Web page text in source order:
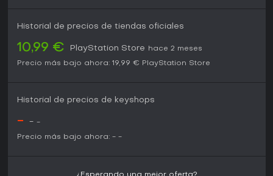
Historial de precios de tiendas oficiales
10,99 € PlayStation Store
hace 2 meses
Precio más bajo ahora: 19,99 € PlayStation Store
Historial de precios de keyshops
- - -
Precio más bajo ahora: - -